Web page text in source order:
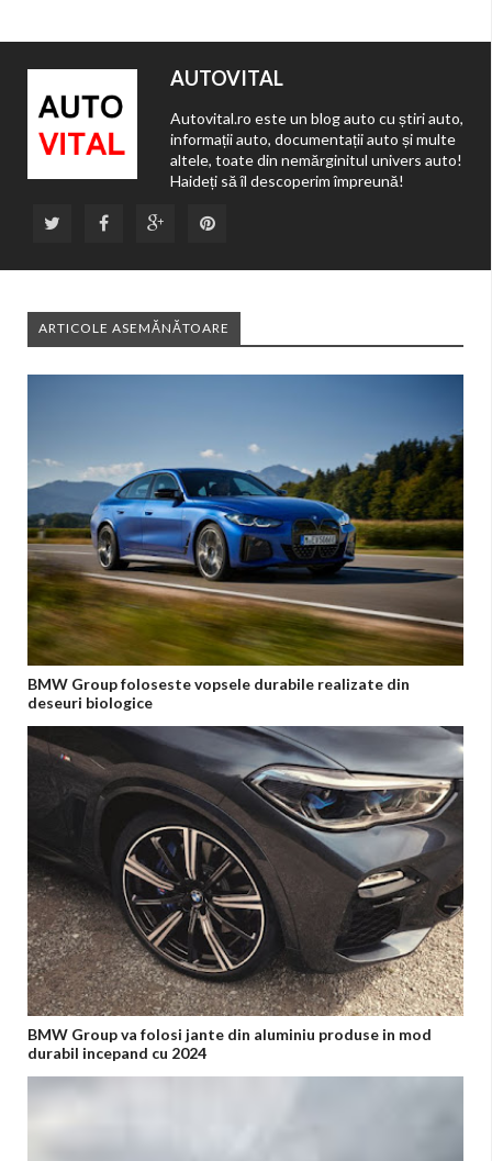
AUTOVITAL
Autovital.ro este un blog auto cu știri auto,
informații auto, documentații auto și multe
altele, toate din nemărginitul univers auto!
Haideți să îl descoperim împreună!
ARTICOLE ASEMĂNĂTOARE
BMW Group foloseste vopsele durabile realizate din
deseuri biologice
BMW Group va folosi jante din aluminiu produse in mod
durabil incepand cu 2024